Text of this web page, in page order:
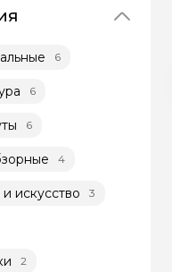
6
6
6
4
искусство 3
2